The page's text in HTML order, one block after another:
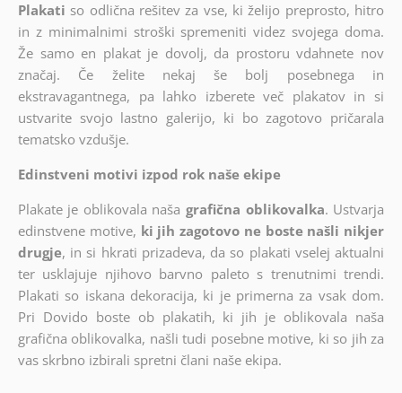
Plakati so odlična rešitev za vse, ki želijo preprosto, hitro
in z minimalnimi stroški spremeniti videz svojega doma.
Že samo en plakat je dovolj, da prostoru vdahnete nov
značaj. Če želite nekaj še bolj posebnega in
ekstravagantnega, pa lahko izberete več plakatov in si
ustvarite svojo lastno galerijo, ki bo zagotovo pričarala
tematsko vzdušje.
Edinstveni motivi izpod rok naše ekipe
Plakate je oblikovala naša grafična oblikovalka. Ustvarja
edinstvene motive, ki jih zagotovo ne boste našli nikjer
drugje, in si hkrati prizadeva, da so plakati vselej aktualni
ter usklajuje njihovo barvno paleto s trenutnimi trendi.
Plakati so iskana dekoracija, ki je primerna za vsak dom.
Pri Dovido boste ob plakatih, ki jih je oblikovala naša
grafična oblikovalka, našli tudi posebne motive, ki so jih za
vas skrbno izbirali spretni člani naše ekipa.